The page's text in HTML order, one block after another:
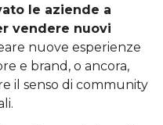
le aziende a
vendere nuovi
nuove esperienze
e brand, o ancora,
il senso di community